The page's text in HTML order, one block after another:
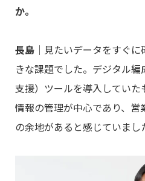
か。
長島 ｜見たいデータをすぐ
きな課題でした。デジタル
支援）ツールを導入してい
情報の管理が中心であり、
の余地があると感じていまし